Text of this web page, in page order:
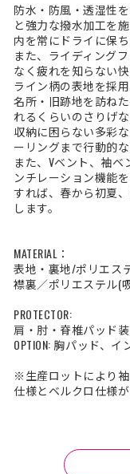
防水・防風・透湿性
と強力な撥水加工を
内を常にドライに保ち
また、ライディング
なく疲れを知らない
ライン柄の表地を採用
名所・旧跡地を訪ね
れるくらいのさりげ
収納に困らない多彩
ーリングまで行動的
また、Vベント、袖
ンチレーション機能
すれば、春から初夏
します。
MATERIAL：
表地・裏地/ポリエス
襟裏／ポリエステル(
PROTECTOR:
肩・肘・脊椎パッド
OPTION: 胸パッド、
※生産ロットにより
仕様とベルクロ仕様が